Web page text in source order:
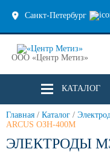
Санкт-Петербург
ООО «Центр Метиз»
КАТАЛОГ
Главная / Каталог /
ARCUS ОЗН-400М
ЭЛЕКТРОДЫ